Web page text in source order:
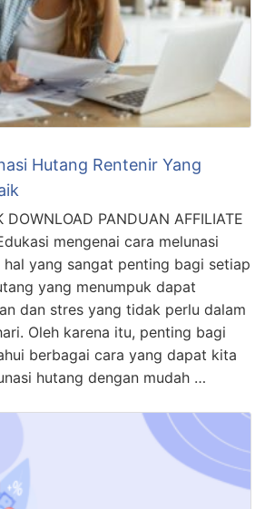
Hutang Rentenir Yang
DOWNLOAD PANDUAN AFFILIATE
mengenai cara melunasi
hal yang sangat penting bagi setiap
yang menumpuk dapat
dan stres yang tidak perlu dalam
Oleh karena itu, penting bagi
berbagai cara yang dapat kita
hutang dengan mudah …